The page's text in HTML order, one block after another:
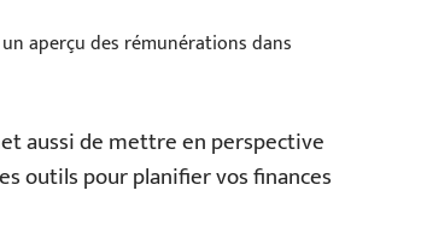
aperçu des rémunérations dans
aussi de mettre en perspective
outils pour planifier vos finances